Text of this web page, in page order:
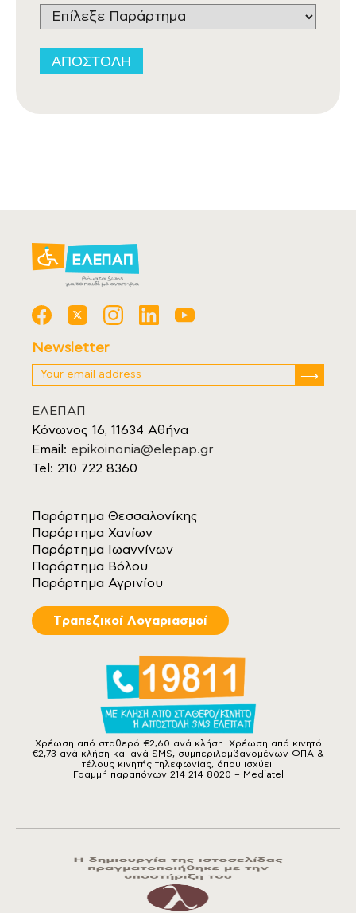
Newsletter
ΕΛΕΠΑΠ
Κόνωνος 16, 11634 Αθήνα
Email: epikoinonia@elepap.gr
Tel: 210 722 8360
Παράρτημα Θεσσαλονίκης
Παράρτημα Χανίων
Παράρτημα Ιωαννίνων
Παράρτημα Βόλου
Παράρτημα Αγρινίου
Tραπεζικοί Λογαριασμοί
Χρέωση από σταθερό €2,60 ανά κλήση. Χρέωση από κινητό
€2,73 ανά κλήση και ανά SMS, συμπεριλαμβανομένων ΦΠΑ &
τέλους κινητής τηλεφωνίας, όπου ισχύει.
Γραμμή παραπόνων 214 214 8020 – Mediatel